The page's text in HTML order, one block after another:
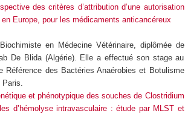
des critères d’attribution d’une autorisation
Europe, pour les médicaments anticancéreux
en Médecine Vétérinaire, diplômée de
De Blida (Algérie). Elle a effectué son stage au
Référence des Bactéries Anaérobies et Botulisme
Paris.
et phénotypique des souches de Clostridium
d’hémolyse intravasculaire : étude par MLST et